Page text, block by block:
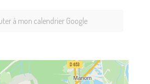
à mon calendrier Google